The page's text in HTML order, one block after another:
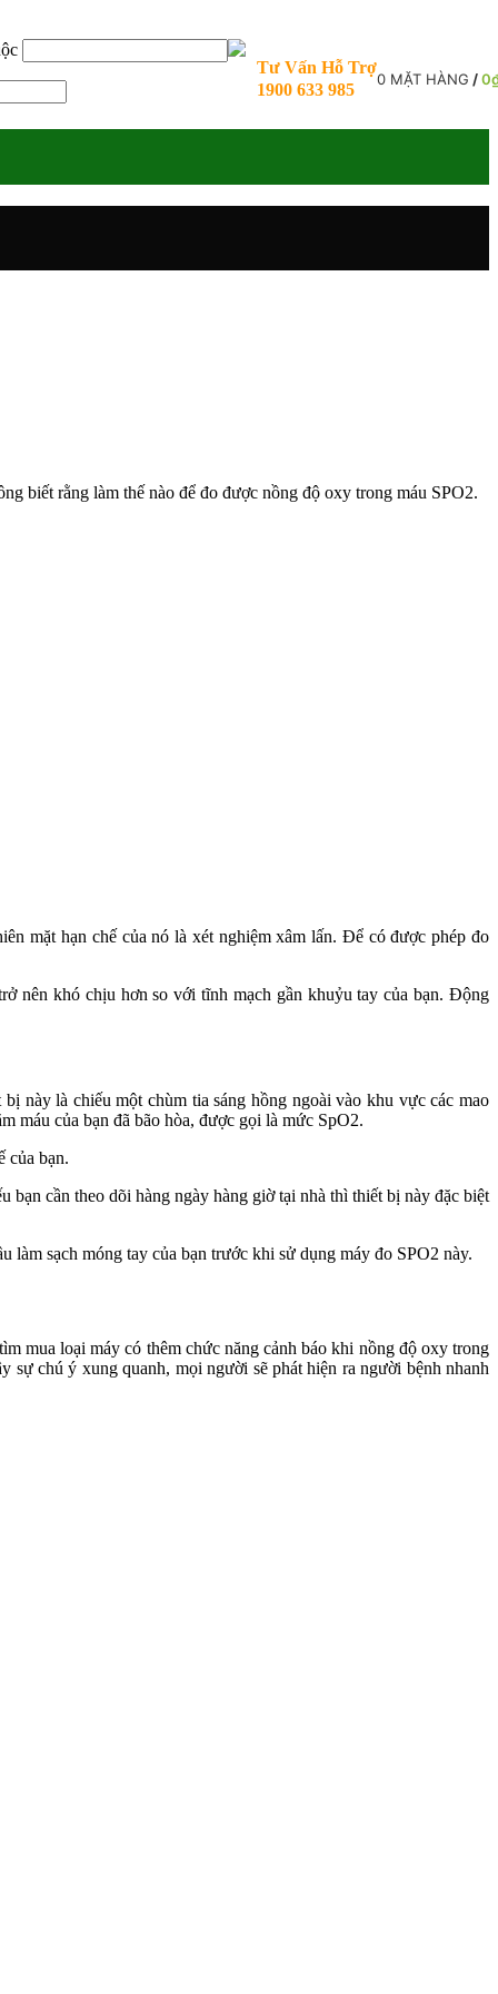
Tư Vấn Hỗ Trợ
1900 633 985
0 MẶT HÀNG /0
biết rằng làm thế nào để đo được nồng độ oxy trong máu SPO2.
mặt hạn chế của nó là xét nghiệm xâm lấn. Để có được phép đo
nên khó chịu hơn so với tĩnh mạch gần khuỷu tay của bạn. Động
này là chiếu một chùm tia sáng hồng ngoài vào khu vực các mao
máu của bạn đã bão hòa, được gọi là mức SpO2.
của bạn.
cần theo dõi hàng ngày hàng giờ tại nhà thì thiết bị này đặc biệt
sạch móng tay của bạn trước khi sử dụng máy đo SPO2 này.
mua loại máy có thêm chức năng cảnh báo khi nồng độ oxy trong
chú ý xung quanh, mọi người sẽ phát hiện ra người bệnh nhanh